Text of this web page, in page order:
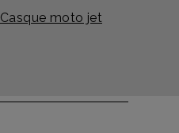
Casque moto jet